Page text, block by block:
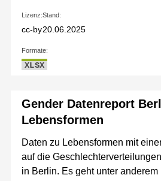
Lizenz:
cc-by
Stand:
20.06.2025
Formate:
XLSX
Gender Datenreport
Lebensformen
Daten zu Lebensformen mit
auf die
in Berlin. Es geht unter